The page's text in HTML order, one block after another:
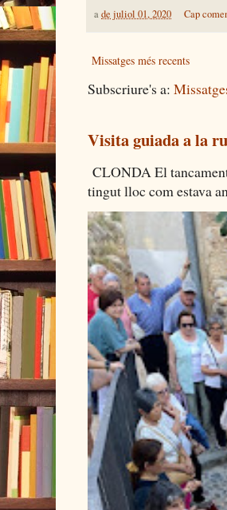
ade juliol 01, 2020 Cap
Missatges més recents
Subscriure's a:
Visita guiada a la
CLONDA El
tingut lloc com estava